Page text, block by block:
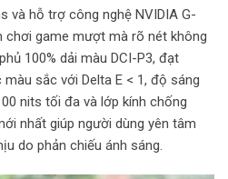
và hỗ trợ công nghệ NVIDIA G-
chơi game mượt mà rõ nét không
100% dải màu DCI-P3, đạt
sắc với Delta E < 1, độ sáng
nits tối đa và lớp kính chống
nhất giúp người dùng yên tâm
do phản chiếu ánh sáng.